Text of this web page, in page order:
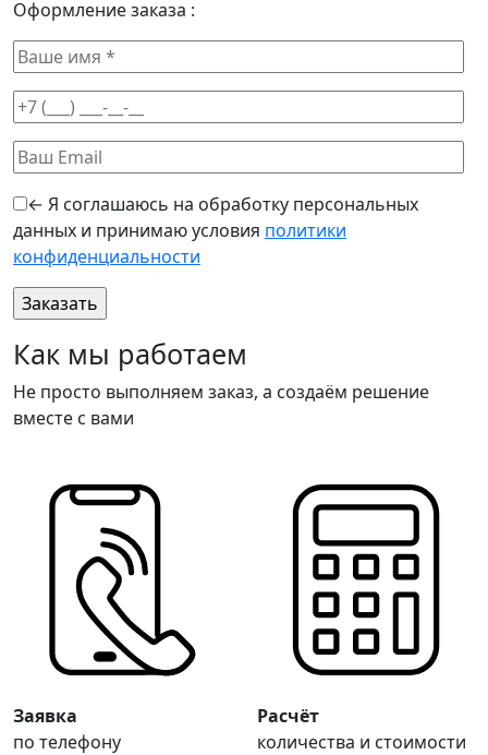
Оформление заказа :
← Я соглашаюсь на обработку персональных
данных и принимаю условия политики
конфиденциальности
Как мы работаем
Не просто выполняем заказ, а создаём решение
вместе с вами
Заявка
по телефону
Расчёт
количества и стоимости